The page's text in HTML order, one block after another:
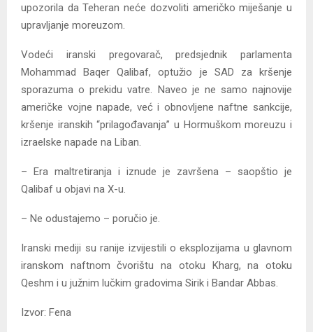
upozorila da Teheran neće dozvoliti američko miješanje u
upravljanje moreuzom.
Vodeći iranski pregovarač, predsjednik parlamenta
Mohammad Baqer Qalibaf, optužio je SAD za kršenje
sporazuma o prekidu vatre. Naveo je ne samo najnovije
američke vojne napade, već i obnovljene naftne sankcije,
kršenje iranskih “prilagođavanja” u Hormuškom moreuzu i
izraelske napade na Liban.
– Era maltretiranja i iznude je završena – saopštio je
Qalibaf u objavi na X-u.
– Ne odustajemo – poručio je.
Iranski mediji su ranije izvijestili o eksplozijama u glavnom
iranskom naftnom čvorištu na otoku Kharg, na otoku
Qeshm i u južnim lučkim gradovima Sirik i Bandar Abbas.
Izvor: Fena